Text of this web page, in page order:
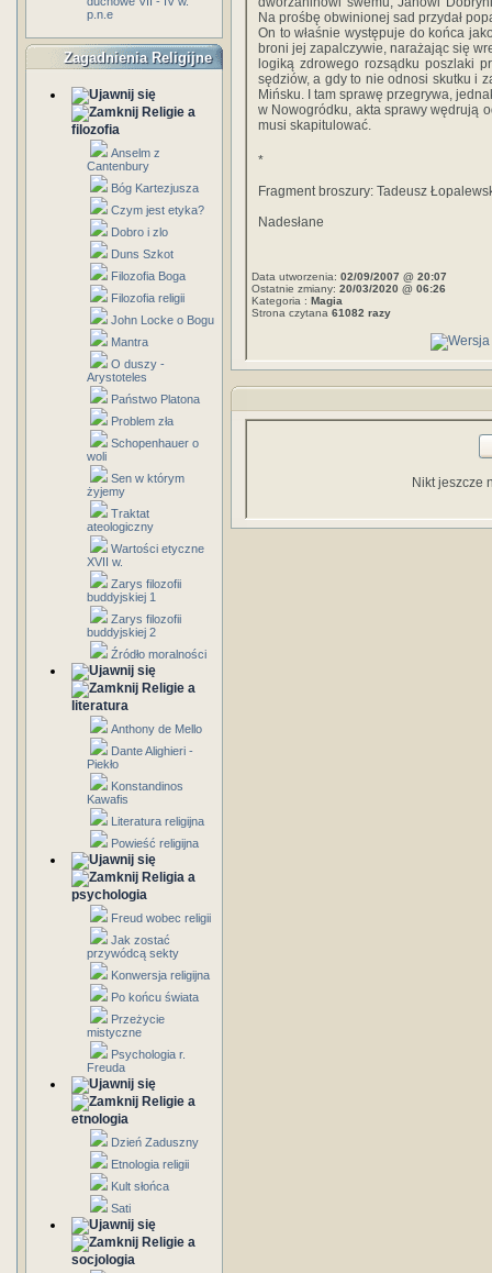
p.n.e
Zagadnienia Religijne
Religie a
filozofia
Anselm z
Cantenbury
Bóg Kartezjusza
Czym jest etyka?
Dobro i zlo
Duns Szkot
Filozofia Boga
Filozofia religii
John Locke o Bogu
Mantra
O duszy -
Arystoteles
Państwo Platona
Problem zła
Schopenhauer o
woli
Sen w którym
żyjemy
Traktat
ateologiczny
Wartości etyczne
XVII w.
Zarys filozofii
buddyjskiej 1
Zarys filozofii
buddyjskiej 2
Źródło moralności
Religie a
literatura
Anthony de Mello
Dante Alighieri -
Piekło
Konstandinos
Kawafis
Literatura religijna
Powieść religijna
Religia a
psychologia
Freud wobec religii
Jak zostać
przywódcą sekty
Konwersja religijna
Po końcu świata
Przeżycie
mistyczne
Psychologia r.
Freuda
Religie a
etnologia
Dzień Zaduszny
Etnologia religii
Kult słońca
Sati
Religie a
socjologia
Na prośbę obwinionej sad przydał
On to właśnie występuje do końca
broni jej zapalczywie, narażając się
logiką zdrowego rozsądku poszlaki
sędziów, a gdy to nie odnosi skutku i
Mińsku. I tam sprawę przegrywa,
w Nowogródku, akta sprawy wędrują
musi skapitulować.
*
Fragment broszury: Tadeusz
Nadesłane
Data utworzenia: 02/09/2007 @ 20:07
Ostatnie zmiany: 20/03/2020 @ 06:26
Kategoria : Magia
Strona czytana 61082 razy
Nikt jeszcze